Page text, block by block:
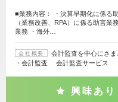
■業務内容： ・決算早期化に係る
（業務改善、RPA）に係る助言業
業務 ・海外…
会社概要
会計監査を中心にさ
・会計監査 会計監査サービス
興味あり